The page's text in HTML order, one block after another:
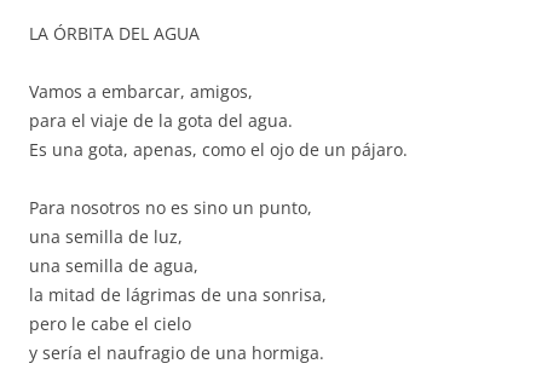
LA ÓRBITA DEL AGUA
Vamos a embarcar, amigos,
para el viaje de la gota del agua.
Es una gota, apenas, como el ojo de un pájaro.
Para nosotros no es sino un punto,
una semilla de luz,
una semilla de agua,
la mitad de lágrimas de una sonrisa,
pero le cabe el cielo
y sería el naufragio de una hormiga.